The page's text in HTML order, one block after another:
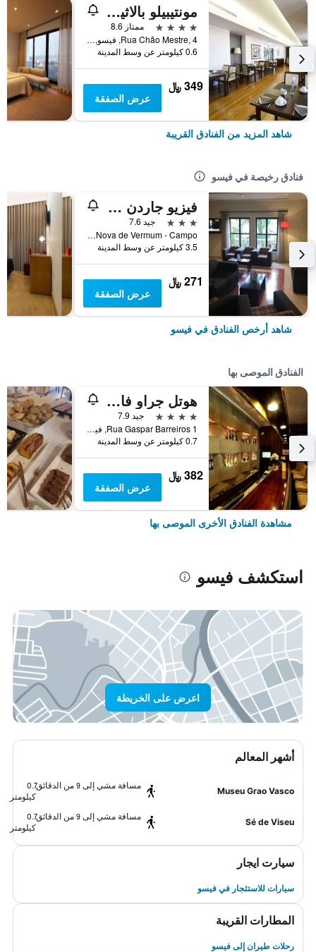
مونتيبيلو بالاثيو دوس ميلوس فيزيو هيستوريك هوتل
4 نجوم
ممتاز 8.6
Rua Chão Mestre, 4, فيسو, محافظة فيسيو, البرتغال
0.6 كيلومتر عن وسط المدينة
349 ﷼
عرض الصفقة
شاهد المزيد من الفنادق القريبة
فنادق رخيصة في فيسو
فيزيو جاردن هوتل
3 نجوم
جيد 7.6
Rua Nova de Vermum - Campo, فيسو, محافظة فيسيو, البرتغال
3.5 كيلومتر عن وسط المدينة
271 ﷼
عرض الصفقة
شاهد أرخص الفنادق في فيسو
الفنادق الموصى بها
هوتل جراو فاسكو هيستوريك هوتل آند سبا
4 نجوم
جيد 7.9
Rua Gaspar Barreiros 1, فيسو, محافظة فيسيو, البرتغال
0.7 كيلومتر عن وسط المدينة
382 ﷼
عرض الصفقة
مشاهدة الفنادق الأخرى الموصى بها
استكشف فيسو
اعرض على الخريطة
أشهر المعالم
Museu Grao Vasco
مسافة مشي إلى 9 من الدقائق
0.7
كيلومتر
Sé de Viseu
مسافة مشي إلى 9 من الدقائق
0.7
كيلومتر
سيارت ايجار
سيارات للاستئجار في فيسو
المطارات القريبة
رحلات طيران إلى فيسو